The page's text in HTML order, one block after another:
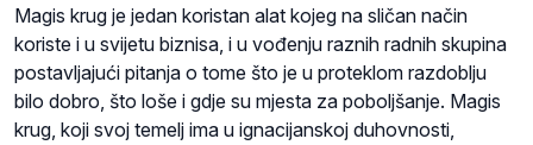
Magis krug je jedan koristan alat kojeg na sličan način
koriste i u svijetu biznisa, i u vođenju raznih radnih skupina
postavljajući pitanja o tome što je u proteklom razdoblju
bilo dobro, što loše i gdje su mjesta za poboljšanje. Magis
krug, koji svoj temelj ima u ignacijanskoj duhovnosti,